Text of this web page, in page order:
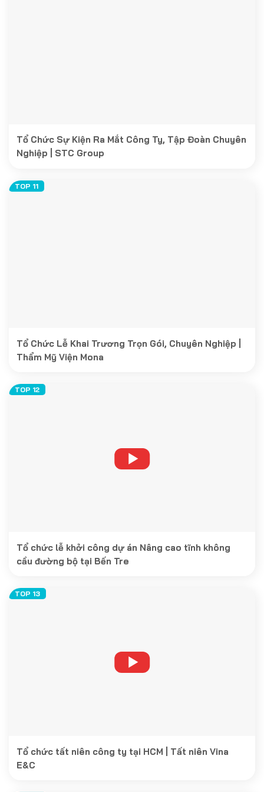
Tổ Chức Sự Kiện Ra Mắt Công Ty, Tập Đoàn Chuyên
Nghiệp | STC Group
Tổ Chức Lễ Khai Trương Trọn Gói, Chuyên Nghiệp |
Thẩm Mỹ Viện Mona
Tổ chức lễ khởi công dự án Nâng cao tĩnh không
cầu đường bộ tại Bến Tre
Tổ chức tất niên công ty tại HCM | Tất niên Vina
E&C